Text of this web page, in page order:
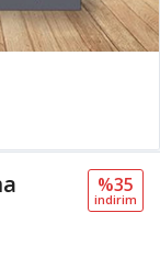
%35
i̇ndi̇ri̇m